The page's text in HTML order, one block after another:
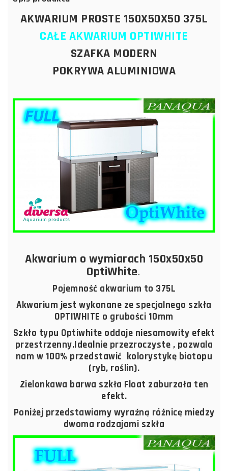
AKWARIUM PROSTE 150X50X50 375L
CAŁE AKWARIUM OPTIWHITE
SZAFKA MODERN
POKRYWA ALUMINIOWA
Akwarium o wymiarach 150x50x50
OptiWhite.
Pojemność akwarium to 375L
Akwarium jest wykonane ze specjalnego szkła
OPTIWHITE o grubości 10mm
Szkło typu Optiwhite oddaje niesamowity efekt
przestrzenny.Idealnie przezroczyste , pozwala
nam w 100% przedstawić kolorystykę biotopu
(ryb, roślin).
Zielonkawa barwa szkła Float zaburzała ten
efekt.
Poniżej przedstawiamy wyraźną różnicę miedzy
dwoma rodzajami szkła